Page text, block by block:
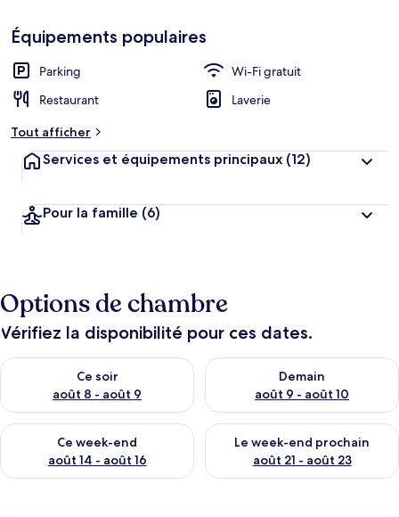
Équipements populaires
Parking
Wi-Fi gratuit
Restaurant
Laverie
Tout afficher
Services et équipements principaux (12)
Pour la famille (6)
Options de chambre
Vérifiez la disponibilité pour ces dates.
Ce soir
août 8 - août 9
Vérifier la disponibilité pour ce soir août 8 - août 9
Demain
août 9 - août 10
Vérifier la disponibilité pour
Ce week-end
août 14 - août 16
Vérifier la disponibilité pour ce week-end août 14 - août 16
Le week-end prochain
août 21 - août 23
Vérifier la disponibilité pour